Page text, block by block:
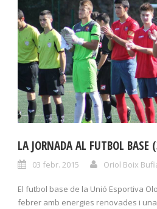
LA JORNADA AL FUTBOL BASE
03 febr. 2015 Oriol Boix
El futbol base de la Unió Esportiva
febrer amb energies renovades i